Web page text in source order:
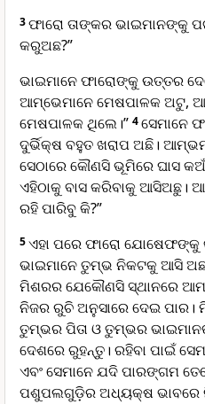
3ଫାରୋ ତାଙ୍କର ଭାଇମାନଙ୍କୁ
କରୁଅଛ?”
ଭାଇମାନେ ଫାରୋଙ୍କୁ ଉତ୍ତର
ଆମ୍ଭେମାନେ ମେଷପାଳକ ଅଟୁ,
ମେଷପାଳକ ଥିଲେ।” 4ସେମାନେ
ଦୁର୍ଭିକ୍ଷ ବହୁତ ଖରାପ ଅଛି।
ସେଠାରେ କୌଣସି ଭୂମିରେ ଘାସ
ଏହିଠାକୁ ବାସ କରିବାକୁ ଆସିଅଛୁ।
ରହି ପାରିବୁ କି?”
5ଏହା ପରେ ଫାରୋ
ଭାଇମାନେ ତୁମ୍ଭ ନିକଟକୁ ଆସି
ମିଶରର ଯେକୌଣସି ସ୍ଥାନରେ
ନିଜର ରୁଚି ଅନୁସାରେ ଦେଇ
ତୁମ୍ଭର ପିତା ଓ ତୁମ୍ଭର
ଦେଶରେ ରୁହନ୍ତୁ। ରହିବା ପାଇଁ
ଏବଂ ସେମାନେ ଯଦି ପାରଙ୍ଗମ
ପଶୁପଲଗୁଡ଼ିର ଅଧ୍ୟକ୍ଷ ଭାବରେ